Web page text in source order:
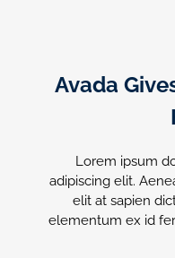
Avada
Lorem ipsum
adipiscing elit.
elit at sapien
elementum ex id